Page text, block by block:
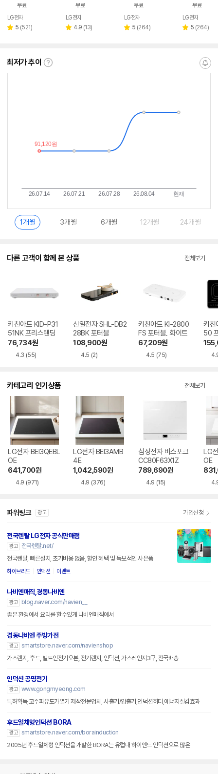
무료
LG전자
별 5 리
(521)
무료
LG전자
별 4.9 리
(13)
무료
LG전자
별 5 리
(264)
무료
LG전자
별 5 리
(264)
최저가 추이
최
알
1개월 3개월 6개월 12개월 24개월
다른 고객이 함께 본 상품 전체보기
키친아트 KID-P31
51NK 프리스탠딩
76,734원
4.3 (55)
신일전자 SHL-DB2
28BK 포터블
108,900원
4.5 (2)
키친아트 KI-2800
FS 포터블, 화이트
67,209원
4.5 (75)
키친
50
카테고리 인기상품 전체보기
LG전자 BEI3QEBL
OE
641,700원
4.9 (971)
LG전자 BEI3AMB
4E
1,042,590원
4.9 (376)
삼성전자 비스포크
CC80F63X1Z
789,690원
4.9 (15)
LG
OE
파워링크 광고 가입신청
전국렌탈 LG전자 공식판매점
광고
전국렌탈.net/
전국렌탈, 빠른설치, 초기비용 없음, 할인 혜택 및 독보적인 사은품
하이브리드 인덕션 이벤트
나비엔매직,경동나비엔
광고
blog.naver.com/navien__
좋은 환경에서 요리를 할수있게 나비엔매직에서
경동나비엔 주방가전
광고 smartstore.naver.com/navienshop
가스렌지, 후드, 빌트인전기오븐, 전기렌지, 인덕션, 가스레인지3구, 전국배송
인덕션 공명전기
광고 www.gongmyeong.com
특허획득,고주파유도가열기 제작전문업체, 사출기/압출기,인덕션히터,에너지절감효과
후드일체형인덕션 BORA
광고 smartstore.naver.com/borainduction
2005년 후드일체형 인덕션을 개발한 BORA는 유럽내 하이엔드 인덕션으로 많은